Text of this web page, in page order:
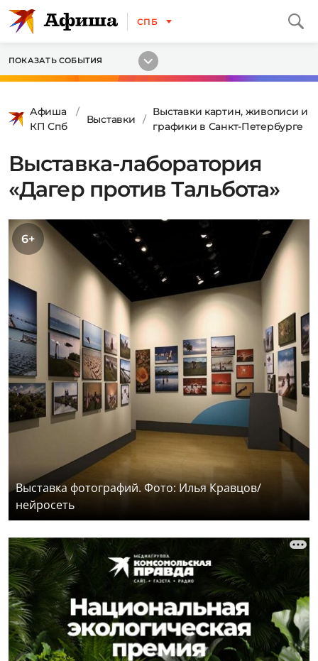
СПБ
ПОКАЗАТЬ СОБЫТИЯ
Афиша
КП Спб
Выставки
Выставки картин, живописи и
графики в Санкт-Петербурге
Выставка-лаборатория
«Дагер против Тальбота»
6+
Выставка фотографий. Фото: Илья Кравцов/
нейросеть